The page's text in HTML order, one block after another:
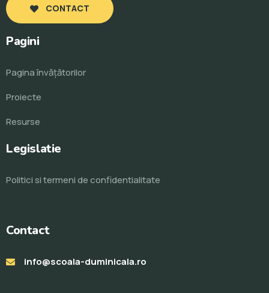
CONTACT
Pagini
Pagina învăţătorilor
Proiecte
Resurse
Legislatie
Politici si termeni de confidentialitate
Contact
info@scoala-duminicala.ro